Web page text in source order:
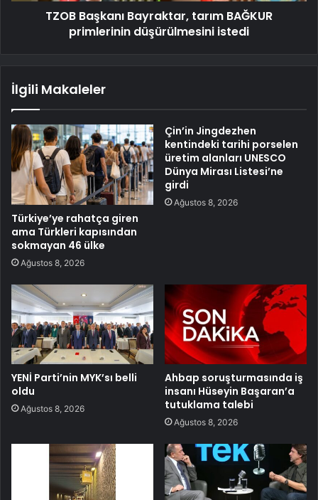
TZOB Başkanı Bayraktar, tarım BAĞKUR
primlerinin düşürülmesini istedi
İlgili Makaleler
Türkiye’ye rahatça giren
ama Türkleri kapısından
sokmayan 46 ülke
Ağustos 8, 2026
Çin’in Jingdezhen
kentindeki tarihi porselen
üretim alanları UNESCO
Dünya Mirası Listesi’ne
girdi
Ağustos 8, 2026
YENİ Parti’nin MYK’sı belli
oldu
Ağustos 8, 2026
Ahbap soruşturmasında iş
insanı Hüseyin Başaran’a
tutuklama talebi
Ağustos 8, 2026